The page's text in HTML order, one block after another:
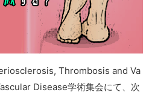
Thrombosis and Va
Disease学術集会にて、次